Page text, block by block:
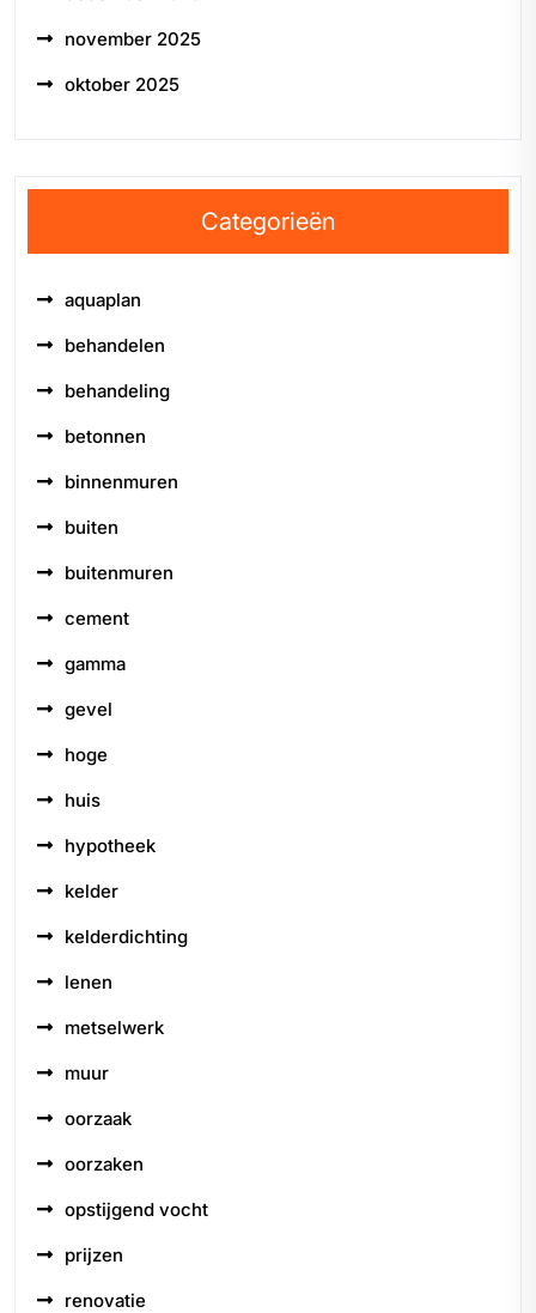
november 2025
oktober 2025
Categorieën
aquaplan
behandelen
behandeling
betonnen
binnenmuren
buiten
buitenmuren
cement
gamma
gevel
hoge
huis
hypotheek
kelder
kelderdichting
lenen
metselwerk
muur
oorzaak
oorzaken
opstijgend vocht
prijzen
renovatie